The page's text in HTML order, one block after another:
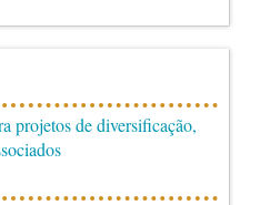
projetos de diversificação,